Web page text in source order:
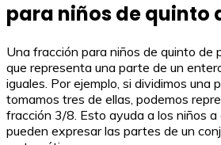
para niños de quinto
Una fracción para niños de quinto de
que representa una parte de un
iguales. Por ejemplo, si dividimos una
tomamos tres de ellas, podemos
fracción 3/8. Esto ayuda a los niños
pueden expresar las partes de un